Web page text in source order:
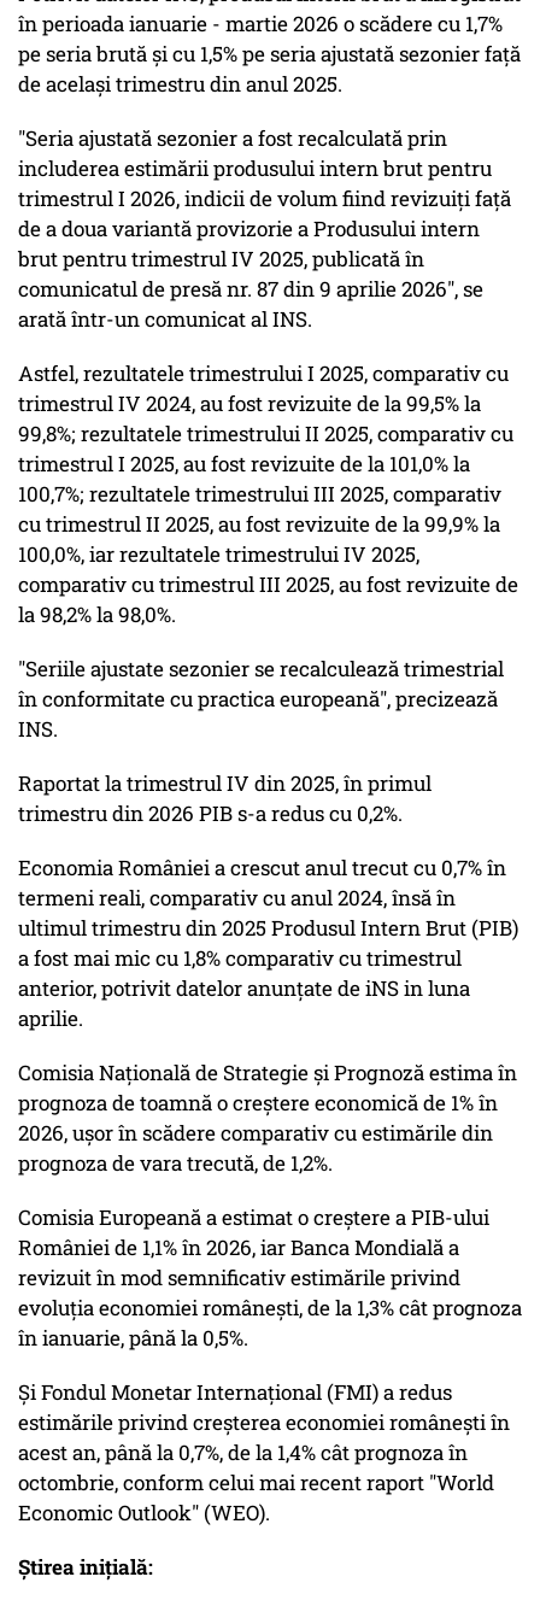
în perioada ianuarie - martie 2026 o scădere cu 1,7%
pe seria brută şi cu 1,5% pe seria ajustată sezonier faţă
de acelaşi trimestru din anul 2025.
"Seria ajustată sezonier a fost recalculată prin
includerea estimării produsului intern brut pentru
trimestrul I 2026, indicii de volum fiind revizuiţi faţă
de a doua variantă provizorie a Produsului intern
brut pentru trimestrul IV 2025, publicată în
comunicatul de presă nr. 87 din 9 aprilie 2026", se
arată într-un comunicat al INS.
Astfel, rezultatele trimestrului I 2025, comparativ cu
trimestrul IV 2024, au fost revizuite de la 99,5% la
99,8%; rezultatele trimestrului II 2025, comparativ cu
trimestrul I 2025, au fost revizuite de la 101,0% la
100,7%; rezultatele trimestrului III 2025, comparativ
cu trimestrul II 2025, au fost revizuite de la 99,9% la
100,0%, iar rezultatele trimestrului IV 2025,
comparativ cu trimestrul III 2025, au fost revizuite de
la 98,2% la 98,0%.
"Seriile ajustate sezonier se recalculează trimestrial
în conformitate cu practica europeană", precizează
INS.
Raportat la trimestrul IV din 2025, în primul
trimestru din 2026 PIB s-a redus cu 0,2%.
Economia României a crescut anul trecut cu 0,7% în
termeni reali, comparativ cu anul 2024, însă în
ultimul trimestru din 2025 Produsul Intern Brut (PIB)
a fost mai mic cu 1,8% comparativ cu trimestrul
anterior, potrivit datelor anunţate de iNS in luna
aprilie.
Comisia Naţională de Strategie şi Prognoză estima în
prognoza de toamnă o creştere economică de 1% în
2026, uşor în scădere comparativ cu estimările din
prognoza de vara trecută, de 1,2%.
Comisia Europeană a estimat o creştere a PIB-ului
României de 1,1% în 2026, iar Banca Mondială a
revizuit în mod semnificativ estimările privind
evoluţia economiei româneşti, de la 1,3% cât prognoza
în ianuarie, până la 0,5%.
Şi Fondul Monetar Internaţional (FMI) a redus
estimările privind creşterea economiei româneşti în
acest an, până la 0,7%, de la 1,4% cât prognoza în
octombrie, conform celui mai recent raport "World
Economic Outlook" (WEO).
Știrea inițială: